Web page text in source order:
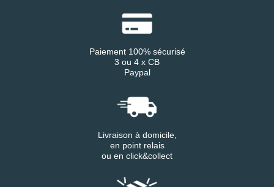
Paiement 100% sécurisé
3 ou 4 x CB
Paypal
Livraison à domicile,
en point relais
ou en click&collect